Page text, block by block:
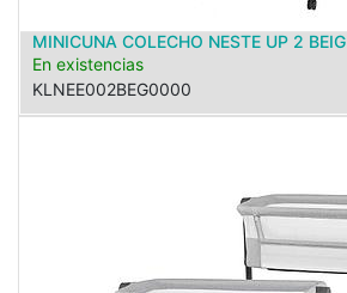
MINICUNA COLECHO NESTE UP 2 BEIG
En existencias
KLNEE002BEG0000